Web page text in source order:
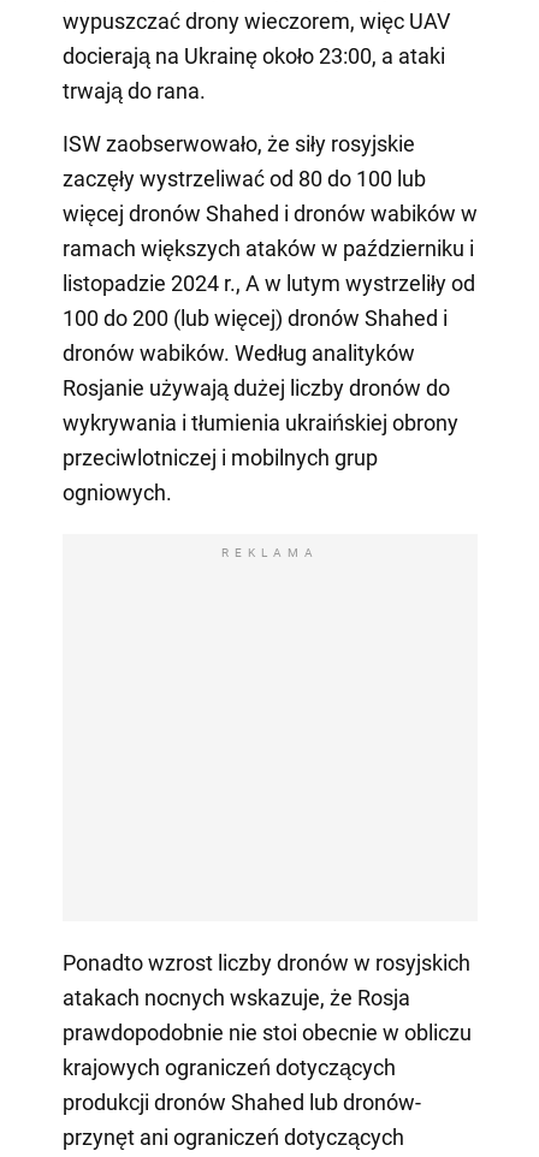
wypuszczać drony wieczorem, więc UAV
docierają na Ukrainę około 23:00, a ataki
trwają do rana.
ISW zaobserwowało, że siły rosyjskie
zaczęły wystrzeliwać od 80 do 100 lub
więcej dronów Shahed i dronów wabików w
ramach większych ataków w październiku i
listopadzie 2024 r., A w lutym wystrzeliły od
100 do 200 (lub więcej) dronów Shahed i
dronów wabików. Według analityków
Rosjanie używają dużej liczby dronów do
wykrywania i tłumienia ukraińskiej obrony
przeciwlotniczej i mobilnych grup
ogniowych.
REKLAMA
Ponadto wzrost liczby dronów w rosyjskich
atakach nocnych wskazuje, że Rosja
prawdopodobnie nie stoi obecnie w obliczu
krajowych ograniczeń dotyczących
produkcji dronów Shahed lub dronów-
przynęt ani ograniczeń dotyczących